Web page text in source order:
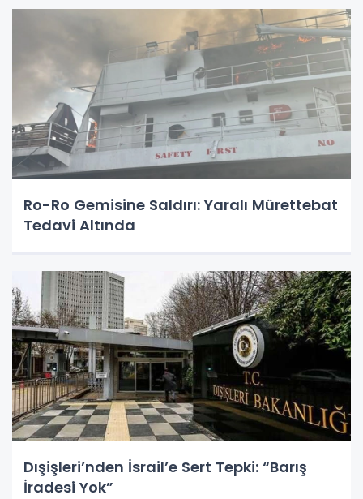
Ro-Ro Gemisine Saldırı: Yaralı Mürettebat
Tedavi Altında
Dışişleri’nden İsrail’e Sert Tepki: “Barış
İradesi Yok”